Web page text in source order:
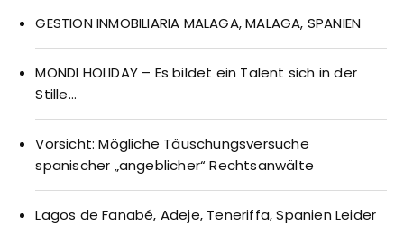
GESTION INMOBILIARIA MALAGA, MALAGA, SPANIEN
MONDI HOLIDAY – Es bildet ein Talent sich in der
Stille…
Vorsicht: Mögliche Täuschungsversuche
spanischer „angeblicher“ Rechtsanwälte
Lagos de Fanabé, Adeje, Teneriffa, Spanien Leider